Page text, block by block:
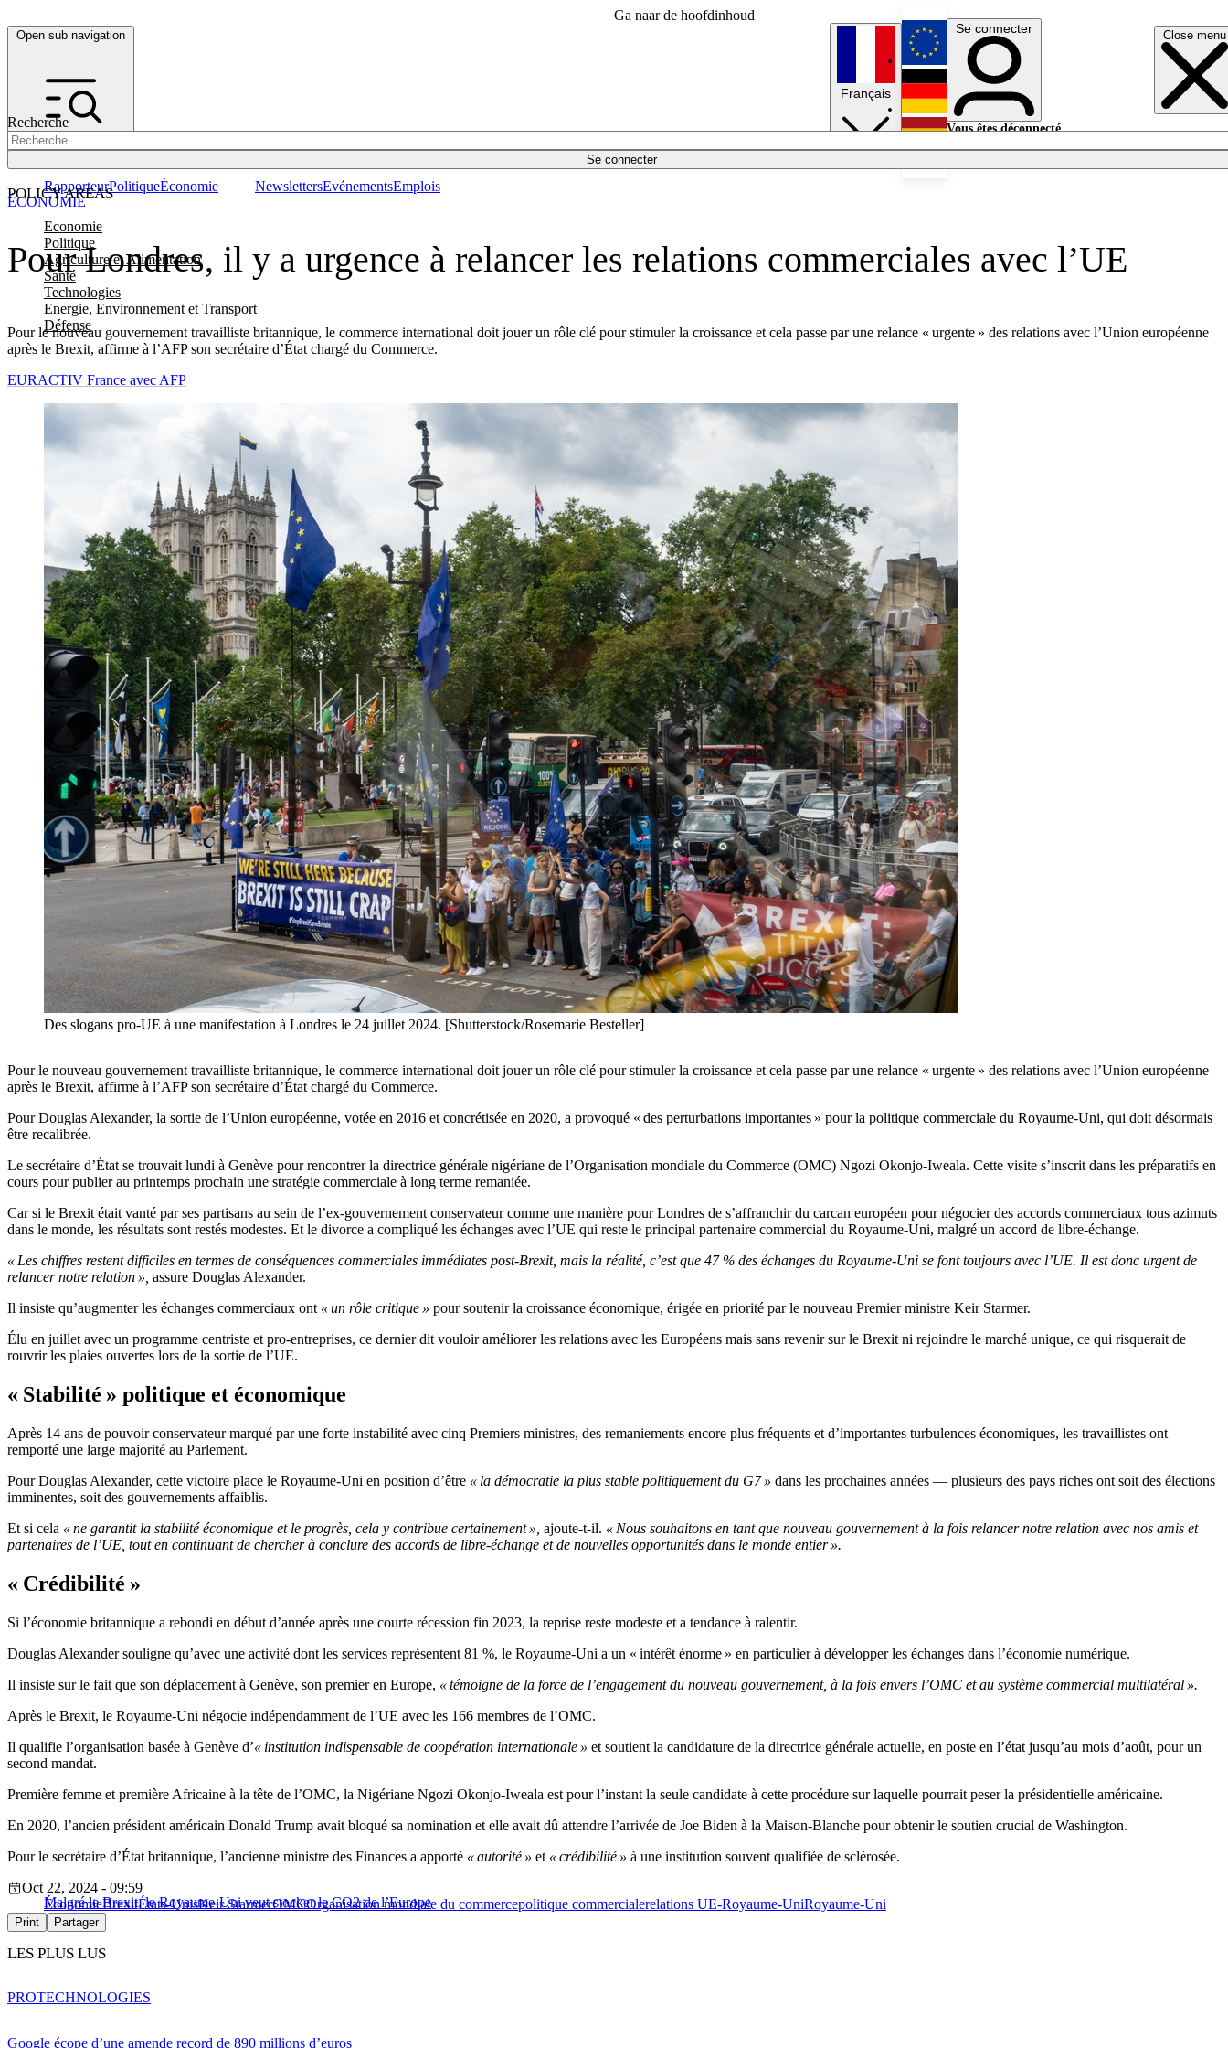
Ga naar de hoofdinhoud
Open sub navigation Close menu
Recherche
Se connecter
POLICY AREAS
Economie
Politique
Agriculture et Alimentation
Santé
Technologies
Energie, Environnement et Transport
Défense
RapporteurPolitiqueÉconomie NewslettersEvénementsEmplois
Français
English
Deutsch
Se connecter
Vous êtes déconnecté.
Pour Londres, il y a urgence à relancer les relations commerciales avec l’UE
Pour le nouveau gouvernement travailliste britannique, le commerce international doit jouer un rôle clé pour stimuler la croissance et cela passe par une relance « urgente » des relations avec l’Union européenne
après le Brexit, affirme à l’AFP son secrétaire d’État chargé du Commerce.
ÉCONOMIE
EURACTIV France avec AFP
Des slogans pro-UE à une manifestation à Londres le 24 juillet 2024. [Shutterstock/Rosemarie Besteller]
Pour le nouveau gouvernement travailliste britannique, le commerce international doit jouer un rôle clé pour stimuler la croissance et cela passe par une relance « urgente » des relations avec l’Union européenne
après le Brexit, affirme à l’AFP son secrétaire d’État chargé du Commerce.
Pour Douglas Alexander, la sortie de l’Union européenne, votée en 2016 et concrétisée en 2020, a provoqué « des perturbations importantes » pour la politique commerciale du Royaume-Uni, qui doit désormais
être recalibrée.
Le secrétaire d’État se trouvait lundi à Genève pour rencontrer la directrice générale nigériane de l’Organisation mondiale du Commerce (OMC) Ngozi Okonjo-Iweala. Cette visite s’inscrit dans les préparatifs en
cours pour publier au printemps prochain une stratégie commerciale à long terme remaniée.
Car si le Brexit était vanté par ses partisans au sein de l’ex-gouvernement conservateur comme une manière pour Londres de s’affranchir du carcan européen pour négocier des accords commerciaux tous azimuts
dans le monde, les résultats sont restés modestes. Et le divorce a compliqué les échanges avec l’UE qui reste le principal partenaire commercial du Royaume-Uni, malgré un accord de libre-échange.
« Les chiffres restent difficiles en termes de conséquences commerciales immédiates post-Brexit, mais la réalité, c’est que 47 % des échanges du Royaume-Uni se font toujours avec l’UE. Il est donc urgent de
relancer notre relation », assure Douglas Alexander.
Il insiste qu’augmenter les échanges commerciaux ont « un rôle critique » pour soutenir la croissance économique, érigée en priorité par le nouveau Premier ministre Keir Starmer.
Élu en juillet avec un programme centriste et pro-entreprises, ce dernier dit vouloir améliorer les relations avec les Européens mais sans revenir sur le Brexit ni rejoindre le marché unique, ce qui risquerait de
rouvrir les plaies ouvertes lors de la sortie de l’UE.
« Stabilité » politique et économique
Après 14 ans de pouvoir conservateur marqué par une forte instabilité avec cinq Premiers ministres, des remaniements encore plus fréquents et d’importantes turbulences économiques, les travaillistes ont
remporté une large majorité au Parlement.
Pour Douglas Alexander, cette victoire place le Royaume-Uni en position d’être « la démocratie la plus stable politiquement du G7 » dans les prochaines années — plusieurs des pays riches ont soit des élections
imminentes, soit des gouvernements affaiblis.
Et si cela « ne garantit la stabilité économique et le progrès, cela y contribue certainement », ajoute-t-il. « Nous souhaitons en tant que nouveau gouvernement à la fois relancer notre relation avec nos amis et
partenaires de l’UE, tout en continuant de chercher à conclure des accords de libre-échange et de nouvelles opportunités dans le monde entier ».
« Crédibilité »
Si l’économie britannique a rebondi en début d’année après une courte récession fin 2023, la reprise reste modeste et a tendance à ralentir.
Douglas Alexander souligne qu’avec une activité dont les services représentent 81 %, le Royaume-Uni a un « intérêt énorme » en particulier à développer les échanges dans l’économie numérique.
Il insiste sur le fait que son déplacement à Genève, son premier en Europe, « témoigne de la force de l’engagement du nouveau gouvernement, à la fois envers l’OMC et au système commercial multilatéral ».
Après le Brexit, le Royaume-Uni négocie indépendamment de l’UE avec les 166 membres de l’OMC.
Il qualifie l’organisation basée à Genève d’« institution indispensable de coopération internationale » et soutient la candidature de la directrice générale actuelle, en poste en l’état jusqu’au mois d’août, pour un
second mandat.
Première femme et première Africaine à la tête de l’OMC, la Nigériane Ngozi Okonjo-Iweala est pour l’instant la seule candidate à cette procédure sur laquelle pourrait peser la présidentielle américaine.
En 2020, l’ancien président américain Donald Trump avait bloqué sa nomination et elle avait dû attendre l’arrivée de Joe Biden à la Maison-Blanche pour obtenir le soutien crucial de Washington.
Pour le secrétaire d’État britannique, l’ancienne ministre des Finances a apporté « autorité » et « crédibilité » à une institution souvent qualifiée de sclérosée.
Malgré le Brexit, le Royaume-Uni veut stocker le CO2 de l’Europe
Oct 22, 2024 - 09:59
ÉconomieBrexitÉtats-UnisKeir StarmerOMCOrganisation mondiale du commercepolitique commercialerelations UE-Royaume-UniRoyaume-Uni
Print Partager
LES PLUS LUS
Google écope d’une amende record de 890 millions d’euros
PROTECHNOLOGIES